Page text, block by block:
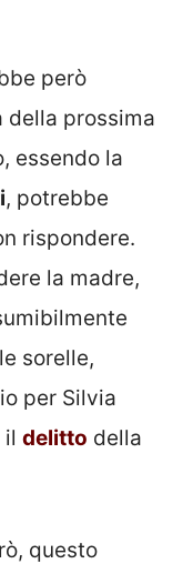
però
della prossima
essendo la
, potrebbe
rispondere.
la madre,
sorelle,
per Silvia
il delitto della
questo